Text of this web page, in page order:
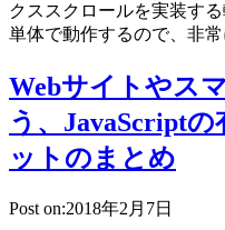
クススクロールを実装す
単体で動作するので、非
Webサイトやス
う、JavaScript
ットのまとめ
Post on:2018年2月7日